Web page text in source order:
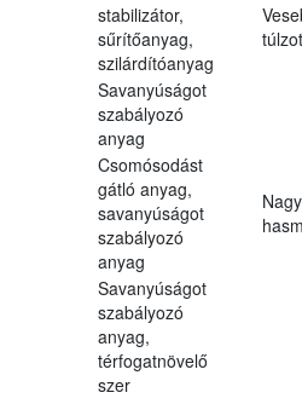
stabilizátor,
sűrítőanyag,
szilárdítóanyag
Savanyúságot
szabályozó
anyag
Csomósodást
gátló anyag,
savanyúságot
szabályozó
anyag
Savanyúságot
szabályozó
anyag,
térfogatnövelő
szer